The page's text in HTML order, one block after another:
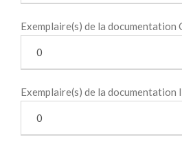
Exemplaire(s) de la documentation
Exemplaire(s) de la documentation